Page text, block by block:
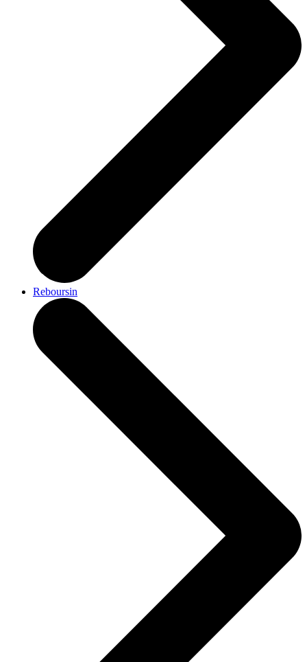
Reboursin